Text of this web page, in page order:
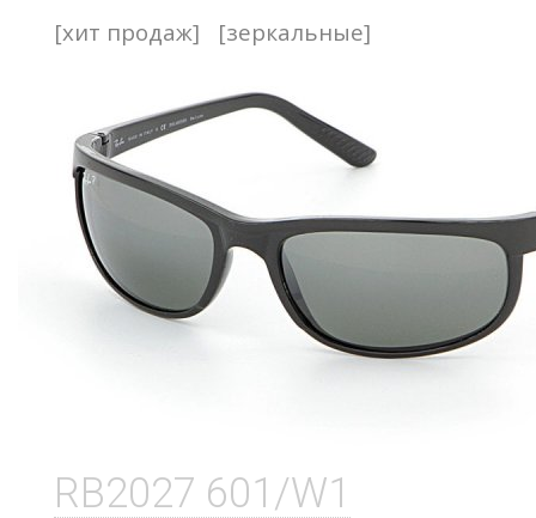
RB2027 601/W1
[хит продаж] [зеркальные]